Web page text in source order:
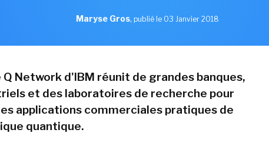
Maryse Gros, publié le 03 Janvier 2018
Network d'IBM réunit de grandes banques,
et des laboratoires de recherche pour
applications commerciales pratiques de
quantique.